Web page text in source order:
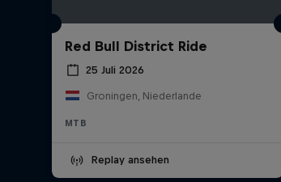
Red Bull District Ride
25 Juli 2026
Groningen, Niederlande
MTB
Replay ansehen